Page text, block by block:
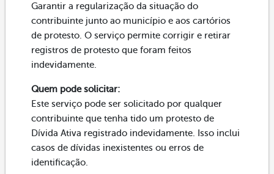
Garantir a regularização da situação do
contribuinte junto ao município e aos cartórios
de protesto. O serviço permite corrigir e retirar
registros de protesto que foram feitos
indevidamente.
Quem pode solicitar:
Este serviço pode ser solicitado por qualquer
contribuinte que tenha tido um protesto de
Dívida Ativa registrado indevidamente. Isso inclui
casos de dívidas inexistentes ou erros de
identificação.